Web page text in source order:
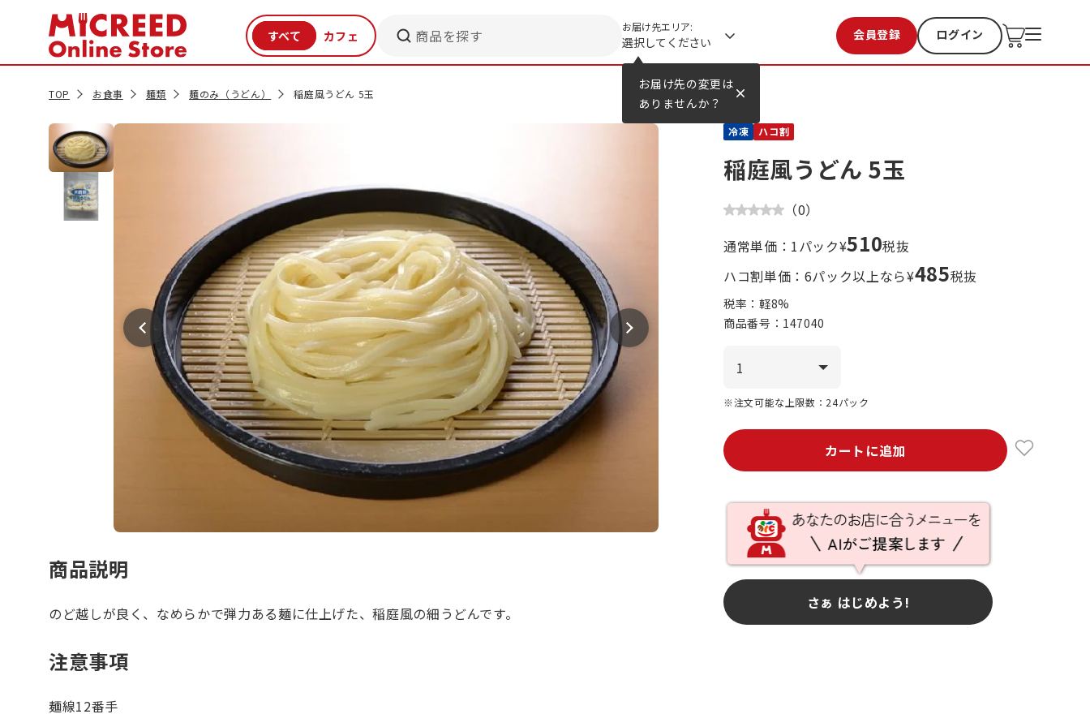
お届け先の変更は
ありませんか？
商品を探す お届け先エリア:
選択してください 会員登録 ログイン
お気に入り 過去購入
TOP お食事 麺類 麺のみ（うどん） 稲庭風うどん 5玉
冷凍 ハコ割
稲庭風うどん 5玉
（0）
通常単価：1パック¥510税抜
ハコ割単価：6パック以上なら¥485税抜
税率：軽8%
商品番号： 147040
※注文可能な上限数：24パック
カートに追加
さぁ はじめよう!
商品説明
のど越しが良く、なめらかで弾力ある麺に仕上げた、稲庭風の細うどんです。
注意事項
麺線12番手